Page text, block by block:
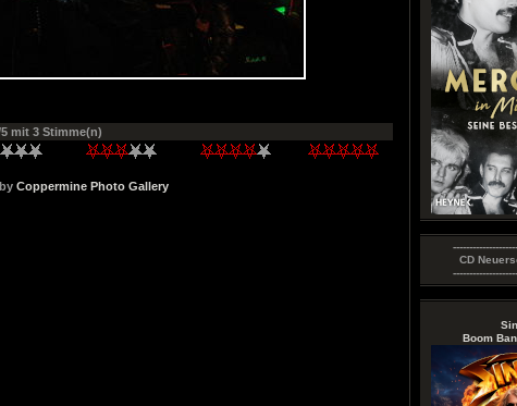
CD
Boom
mit 3 Stimme(n)
Coppermine Photo Gallery